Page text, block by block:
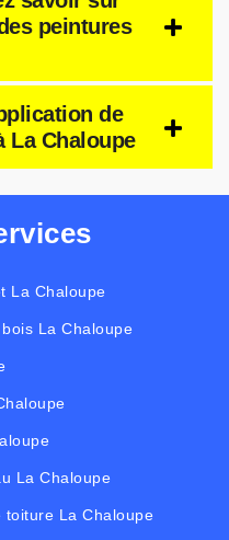
peintures
de
La Chaloupe
La Chaloupe
La Chaloupe
La Chaloupe
toiture La Chaloupe